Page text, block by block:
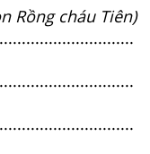
Rồng cháu Tiên)